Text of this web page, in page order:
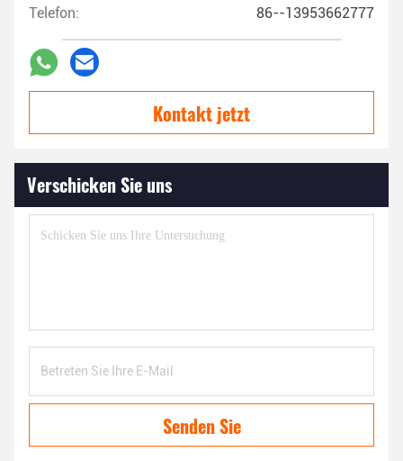
Telefon: 86--13953662777
Kontakt jetzt
Verschicken Sie uns
Senden Sie